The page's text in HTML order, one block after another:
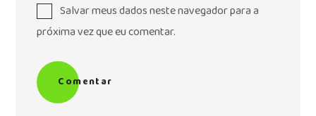
Salvar meus dados neste navegador para a
próxima vez que eu comentar.
Comentar